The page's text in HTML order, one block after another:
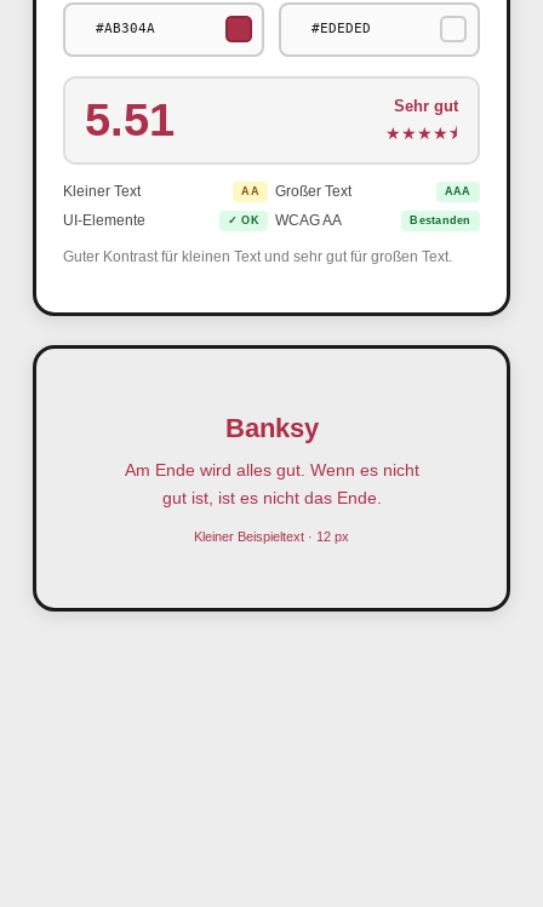
5.51 Sehr gut
★★★★⯨
Kleiner Text AA Großer Text AAA
UI-Elemente ✓ OK WCAG AA Bestanden
Guter Kontrast für kleinen Text und sehr gut für großen Text.
Banksy
Am Ende wird alles gut. Wenn es nicht
gut ist, ist es nicht das Ende.
Kleiner Beispieltext · 12 px